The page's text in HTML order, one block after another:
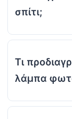
σπίτι;
Τι
λάμπα